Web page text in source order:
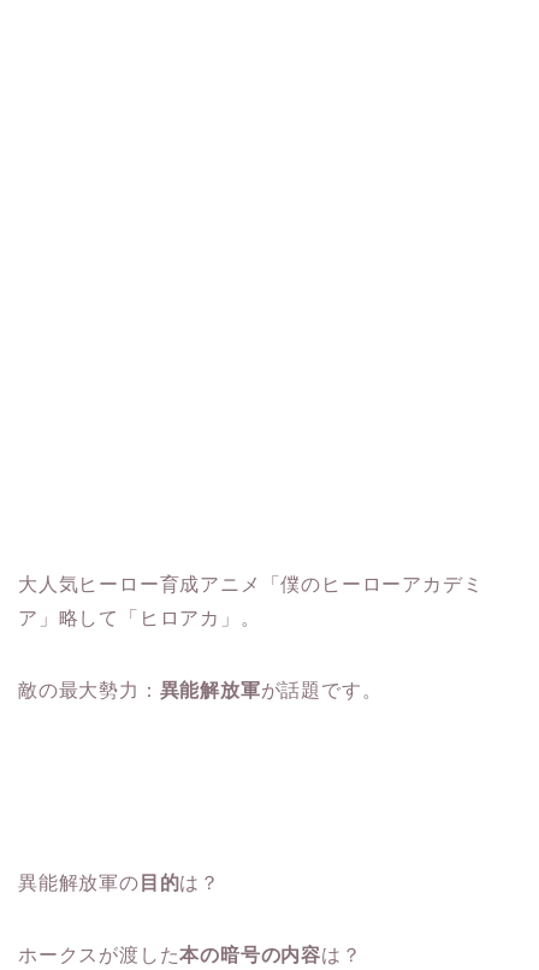
大人気ヒーロー育成アニメ「僕のヒーローアカデミ
ア」略して「ヒロアカ」。
敵の最大勢力： 異能解放軍が話題です。
異能解放軍の 目的は？
ホークスが渡した本の暗号の内容は？